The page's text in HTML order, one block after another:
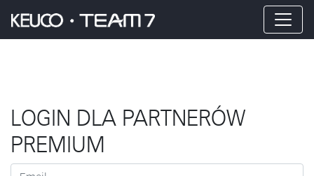
LOGIN DLA PARTNERÓW
PREMIUM